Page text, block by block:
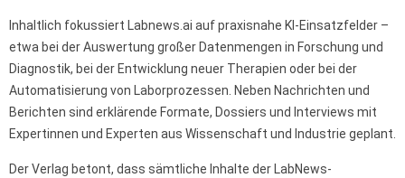
Inhaltlich fokussiert Labnews.ai auf praxisnahe KI-Einsatzfelder –
etwa bei der Auswertung großer Datenmengen in Forschung und
Diagnostik, bei der Entwicklung neuer Therapien oder bei der
Automatisierung von Laborprozessen. Neben Nachrichten und
Berichten sind erklärende Formate, Dossiers und Interviews mit
Expertinnen und Experten aus Wissenschaft und Industrie geplant.
Der Verlag betont, dass sämtliche Inhalte der LabNews-